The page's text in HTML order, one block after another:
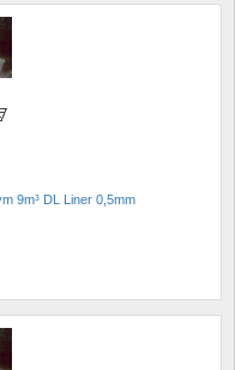
9m³ DL Liner 0,5mm